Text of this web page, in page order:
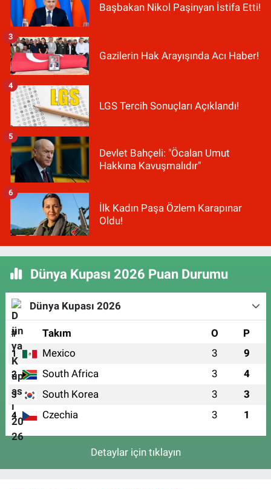
Başbakan Nikol Paşinyan İstifa Etti!
Gazilerin Hak Arayışında Acı Haber!
3
LGS Tercih Sonuçları Açıklandı!
4
Devlet Bahçeli: "Öcalan Umut
Hakkına Kavuşmalıdır"
5
İlk Kadın Paşa Özlem Karapınar
Oldu!
6
Dünya Kupası 2026 Puan Durumu
Dünya Kupası 2026
# Takım O P
1 Mexico 3 9
2 South Africa 3 4
3 South Korea 3 3
4 Czechia 3 1
Detaylar için tıklayın